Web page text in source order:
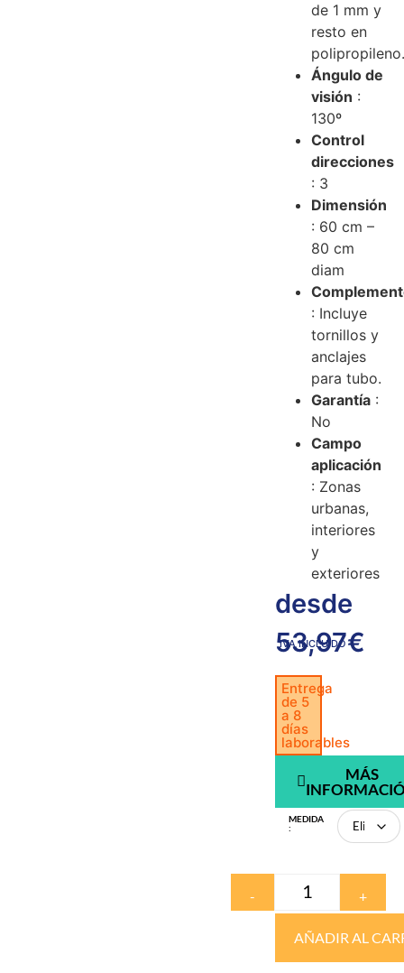
de 1 mm y
resto en
Ángulo de
visión :
130º
Control
direcciones
: 3
Dimensión
: 60 cm –
80 cm
diam
: Incluye
tornillos y
anclajes
para tubo.
Garantía :
No
Campo
aplicación
: Zonas
urbanas,
interiores
y
exteriores
desde
53,97€
IVA INCLUIDO
Entrega
de 5
a 8
días
laborables
MÁS
MEDIDA
:
- +
AÑADIR AL